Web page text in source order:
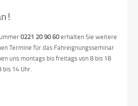
0221 20 90 60erhalten Sie weitere
Termine für das Fahreignungsseminar
uns montags bis freitags von 8 bis 18
bis 14 Uhr.